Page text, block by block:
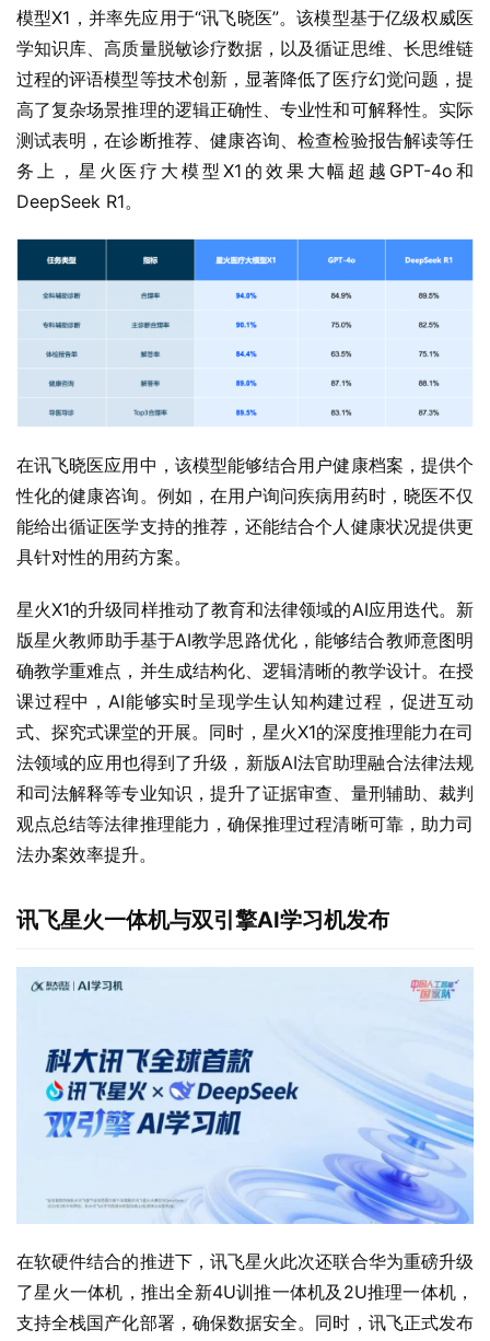
模型X1，并率先应用于“讯飞晓医”。该模型基于亿级权威医
学知识库、高质量脱敏诊疗数据，以及循证思维、长思维链
过程的评语模型等技术创新，显著降低了医疗幻觉问题，提
高了复杂场景推理的逻辑正确性、专业性和可解释性。实际
测试表明，在诊断推荐、健康咨询、检查检验报告解读等任
务上，星火医疗大模型X1的效果大幅超越GPT-4o和
DeepSeek R1。
在讯飞晓医应用中，该模型能够结合用户健康档案，提供个
性化的健康咨询。例如，在用户询问疾病用药时，晓医不仅
能给出循证医学支持的推荐，还能结合个人健康状况提供更
具针对性的用药方案。
星火X1的升级同样推动了教育和法律领域的AI应用迭代。新
版星火教师助手基于AI教学思路优化，能够结合教师意图明
确教学重难点，并生成结构化、逻辑清晰的教学设计。在授
课过程中，AI能够实时呈现学生认知构建过程，促进互动
式、探究式课堂的开展。同时，星火X1的深度推理能力在司
法领域的应用也得到了升级，新版AI法官助理融合法律法规
和司法解释等专业知识，提升了证据审查、量刑辅助、裁判
观点总结等法律推理能力，确保推理过程清晰可靠，助力司
法办案效率提升。
讯飞星火一体机与双引擎AI学习机发布
在软硬件结合的推进下，讯飞星火此次还联合华为重磅升级
了星火一体机，推出全新4U训推一体机及2U推理一体机，
支持全栈国产化部署，确保数据安全。同时，讯飞正式发布